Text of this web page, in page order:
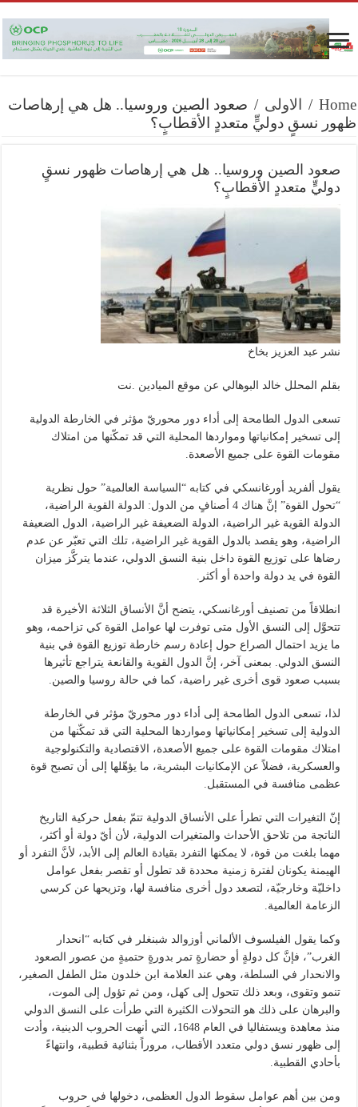
Home
/ الاولى / صعود الصين وروسيا.. هل هي إرهاصات
ظهور نسقٍ دوليٍّ متعددٍ الأقطابٍ؟
صعود الصين وروسيا.. هل هي إرهاصات ظهور نسقٍ
دوليٍّ متعددٍ الأقطابٍ؟
نشر عبد العزيز بخاخ
بقلم المحلل خالد البوهالي عن موقع الميادين .نت
تسعى الدول الطامحة إلى أداء دور محوريّ مؤثر في الخارطة الدولية
إلى تسخير إمكانياتها ومواردها المحلية التي قد تمكّنها من امتلاك
مقومات القوة على جميع الأصعدة.
يقول ألفريد أورغانسكي في كتابه “السياسة العالمية” حول نظرية
“تحول القوة” إنَّ هناك 4 أصنافٍ من الدول: الدولة القوية الراضية،
الدولة القوية غير الراضية، الدولة الضعيفة غير الراضية، الدول الضعيفة
الراضية، وهو يقصد بالدول القوية غير الراضية، تلك التي تعبّر عن عدم
رضاها على توزيع القوة داخل بنية النسق الدولي، عندما يتركَّز ميزان
القوة في يد دولة واحدة أو أكثر.
انطلاقاً من تصنيف أورغانسكي، يتضح أنَّ الأنساق الثلاثة الأخيرة قد
تتحوَّل إلى النسق الأول متى توفرت لها عوامل القوة كي تزاحمه، وهو
ما يزيد احتمال الصراع حول إعادة رسم خارطة توزيع القوة في بنية
النسق الدولي. بمعنى آخر، إنَّ الدول القوية والقانعة يتراجع تأثيرها
بسبب صعود قوى أخرى غير راضية، كما في حالة روسيا والصين.
لذا، تسعى الدول الطامحة إلى أداء دور محوريّ مؤثر في الخارطة
الدولية إلى تسخير إمكانياتها ومواردها المحلية التي قد تمكّنها من
امتلاك مقومات القوة على جميع الأصعدة، الاقتصادية والتكنولوجية
والعسكرية، فضلاً عن الإمكانيات البشرية، ما يؤهّلها إلى أن تصبح قوة
عظمى منافسة في المستقبل.
إنّ التغيرات التي تطرأ على الأنساق الدولية تتمّ بفعل حركية التاريخ
الناتجة من تلاحق الأحداث والمتغيرات الدولية، لأن أيّ دولة أو أكثر،
مهما بلغت من قوة، لا يمكنها التفرد بقيادة العالم إلى الأبد، لأنَّ التفرد أو
الهيمنة يكونان لفترة زمنية محددة قد تطول أو تقصر بفعل عوامل
داخليّة وخارجيّة، لتصعد دول أخرى منافسة لها، وتزيحها عن كرسي
الزعامة العالمية.
وكما يقول الفيلسوف الألماني أوزوالد شبنغلر في كتابه “انحدار
الغرب”، فإنَّ كل دولةٍ أو حضارةٍ تمر بدورةٍ حتميةٍ من عصور الصعود
والانحدار في السلطة، وهي عند العلامة ابن خلدون مثل الطفل الصغير،
تنمو وتقوى، وبعد ذلك تتحول إلى كهل، ومن ثم تؤول إلى الموت،
والبرهان على ذلك هو التحولات الكثيرة التي طرأت على النسق الدولي
منذ معاهدة ويستفاليا في العام 1648، التي أنهت الحروب الدينية، وأدت
إلى ظهور نسق دولي متعدد الأقطاب، مروراً بثنائية قطبية، وانتهاءً
بأحادي القطبية.
ومن بين أهم عوامل سقوط الدول العظمى، دخولها في حروب